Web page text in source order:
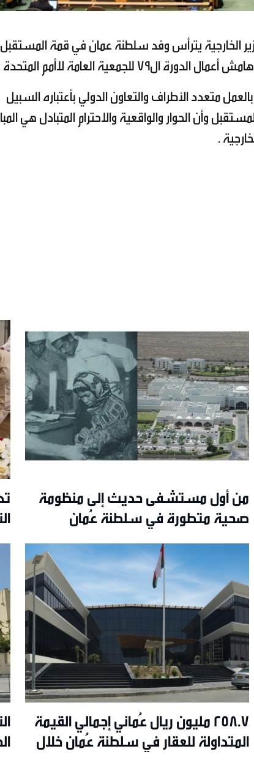
الخارجية يترأس وفد سلطنة عمان في قمة المستقبل
العامة لاأمم المتحدة .
متعدد الأطراف والتعاون الدولي بأعتباره السبيل
وأن الحوار والواقعية والاحترام المتبادل هي
.
من أول مستشفى حديث إلى منظومة
صحية متطورة في سلطنة عُمان
258.7 مليون ريال عُماني إجمالي القيمة
المتداولة للعقار في سلطنة عُمان خلال